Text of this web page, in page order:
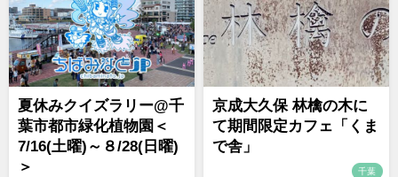
夏休みクイズラリー@千
葉市都市緑化植物園＜
7/16(土曜)～８/28(日曜)
＞
京成大久保 林檎の木に
て期間限定カフェ「くま
で舎」
千葉